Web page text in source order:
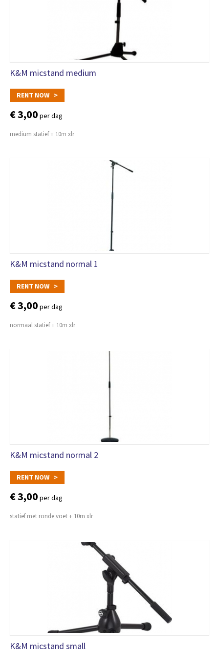
K&M micstand medium
RENT NOW >
€ 3,00 per dag
medium statief + 10m xlr
K&M micstand normal 1
RENT NOW >
€ 3,00 per dag
normaal statief + 10m xlr
K&M micstand normal 2
RENT NOW >
€ 3,00 per dag
statief met ronde voet + 10m xlr
K&M micstand small